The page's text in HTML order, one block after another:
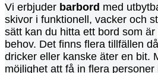
Vi erbjuder barbord med
skivor i funktionell, vacker och
sätt kan du hitta ett bord som
behov. Det finns flera tillfällen
dricker eller kanske äter en bit.
möjlighet att få in flera